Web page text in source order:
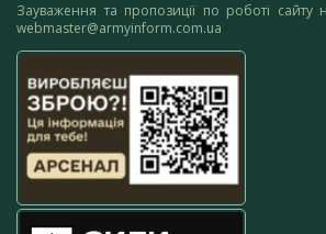
Зауваження та пропозиції по роботі сайту
webmaster@armyinform.com.ua